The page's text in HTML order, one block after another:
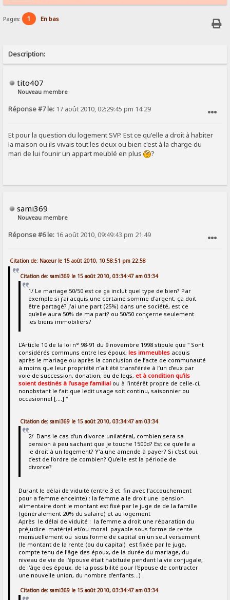
Pages: 1 En bas
Description:
tito407
Nouveau membre
Réponse #7 le: 17 août 2010, 02:29:45 pm 14:29
Et pour la question du logement SVP. Est ce qu'elle a droit à habiter
la maison ou ils vivais tout les deux ou bien c'est à la charge du
mari de lui founir un appart meublé en plus
?
sami369
Nouveau membre
Réponse #6 le: 16 août 2010, 09:49:43 pm 21:49
Citation de: Naceur le 15 août 2010, 10:58:51 pm 22:58
Citation de: sami369 le 15 août 2010, 03:34:47 am 03:34
1/ Le mariage 50/50 est ce ça inclut quel type de bien? Par
exemple si j'ai acquis une certaine somme d'argent, ça doit
être partagé? J'ai une part (25%) dans une société, est ce
qu'elle aura 50% de ma part? ou 50/50 conçerne seulement
les biens immobiliers?
L'Article 10 de la loi n° 98-91 du 9 novembre 1998 stipule que " Sont
considérés communs entre les époux, les immeubles acquis
après le mariage ou après la conclusion de l’acte de communauté
à moins que leur propriété n’ait été transférée à l’un d’eux par
voie de succession, donation, ou de legs, et à condition qu’ils
soient destinés à l’usage familial ou à l’intérêt propre de celle-ci,
nonobstant le fait que ledit usage soit continu, saisonnier ou
occasionnel [....] "
Citation de: sami369 le 15 août 2010, 03:34:47 am 03:34
2/ Dans le cas d'un divorce unilatéral, combien sera sa
pension à peu sachant que je touche 1500d? Est ce qu'elle a
le droit à un logement? Y'a une amende à payer? Si c'est oui,
c'est de l'ordre de combien? Qu'elle est la période de
divorce?
Durant le délai de viduité (entre 3 et fin avec l'accouchement
pour a femme enceinte) : la femme a le droit une pension
alimentaire dont le montant est fixé par le juge de de la famille
(généralement 20% du salaire) et au logement
Après le délai de viduité : la femme a droit une réparation du
préjudice matériel et/ou moral payable sous forme de rente
mensuellement ou sous forme de capital en un seul versement
(le montant de la rente (ou du capital) est fixée par le juge,
compte tenu de l'âge des époux, de la durée du mariage, du
niveau de vie de l'épouse était habituée pendant la vie conjugale,
de l'âge des époux, de la possibilité pour l'épouse de contracter
une nouvelle union, du nombre d'enfants...)
Citation de: sami369 le 15 août 2010, 03:34:47 am 03:34